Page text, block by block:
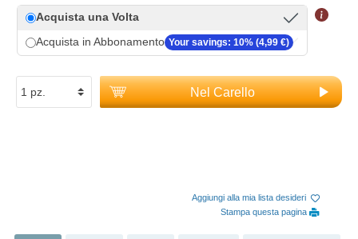
Acquista una Volta
Acquista in Abbonamento Your savings: 10% (4,99 €)
Nel Carello
Aggiungi alla mia lista desideri
Stampa questa pagina